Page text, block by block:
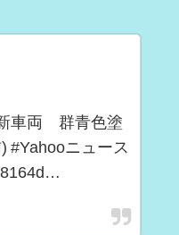
車両 群青色塗
#Yahooニュース
8164d…